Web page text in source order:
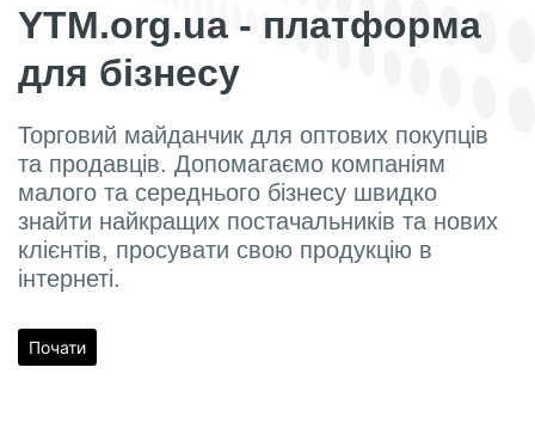
YTM.org.ua - платформа
для бізнесу
Торговий майданчик для оптових покупців
та продавців. Допомагаємо компаніям
малого та середнього бізнесу швидко
знайти найкращих постачальників та нових
клієнтів, просувати свою продукцію в
інтернеті.
Почати